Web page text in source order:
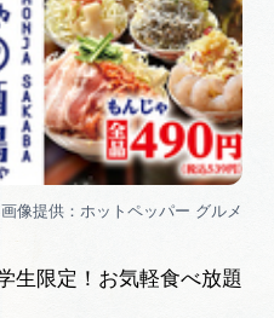
生限定！お気軽食べ放題